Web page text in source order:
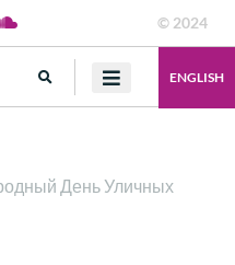
© 2024
ENGLISH
День Уличных